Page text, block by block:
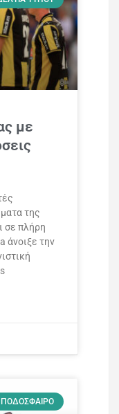
με
της
σε πλήρη
άνοιξε την
ΠΟΔΌΣΦΑΙΡΟ